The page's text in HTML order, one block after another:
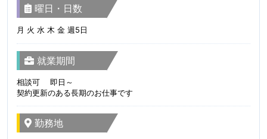
曜日・日数
月 火 水 木 金 週5日
就業期間
相談可 即日～
契約更新のある長期のお仕事です
勤務地